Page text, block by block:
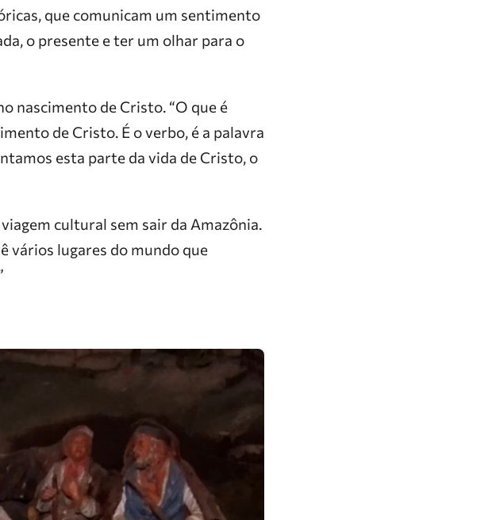
que comunicam um sentimento
o presente e ter um olhar para o
nascimento de Cristo. “O que é
de Cristo. É o verbo, é a palavra
esta parte da vida de Cristo, o
cultural sem sair da Amazônia.
vários lugares do mundo que